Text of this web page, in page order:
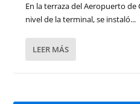
En la terraza del Aeropuerto de
nivel de la terminal, se instaló...
LEER MÁS